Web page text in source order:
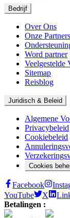
Bedrijf
Over Ons
Onze Partners
Word partner
Veelgestelde
Sitemap
Reisblog
Juridisch & Beleid
Algemene
Privacybeleid
Cookiebeleid
Cookies
Facebook
YouTube
X
Betalingen :